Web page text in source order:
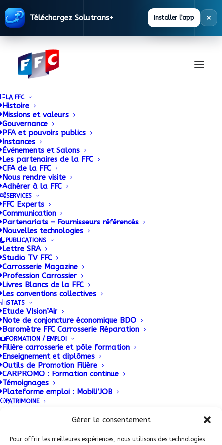
Gérer le consentement
Pour offrir les meilleures expériences, nous utilisons des technologies
Téléchargez Solutrans+ Installer l’app ×
LA FFC
Histoire
Missions et valeurs
Gouvernance
PFA et pouvoirs publics
Instances
Événements et Salons
Les partenaires de la FFC
CFA de la FFC
Nous rendre visite
Adhérer à la FFC
SERVICES
FFC Experts
Communication
Partenariats – Fournisseurs référencés
Nouvelles technologies
PUBLICATIONS
Lettre SRA
Studio TV FFC
Carrosserie Magazine
Profession Carrossier
Livres Blancs de la FFC
Les conventions collectives
STATS
Etude VIsion’Air
Note de conjoncture économique BDO
Baromètre FFC Carrosserie Réparation
FORMATION / EMPLOI
Filière carrosserie et pôle formation
Enseignement et diplômes
Outils de Promotion Filière
CARPROMO : Formation continue
Témoignages
Plateforme emploi : Mobili’JOB
PATRIMOINE
Formation continue :
où vont les cotisations
formation ?
19 MAI 2016
Les dispositifs pour financer la formation sont
nombreux et s’apparentent parfois, pour un non
spécialiste,
de formation continue des salariés, deux
outils existent : le plan compétence emploi et la
prise en charge classique. Décryptage.
Conditions Générales de Vente (CGV)
Politique de confidentialité